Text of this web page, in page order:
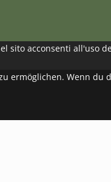
sito acconsenti all'uso
ermöglichen. Wenn du